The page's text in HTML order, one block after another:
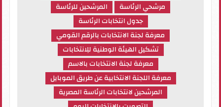
مرشحي الرئاسة
المرشحين للرئاسة
جدول انتخابات الرئاسة
معرفة لجنة الانتخابات بالرقم القومي
تشكيل الهيئة الوطنية للِانتخابات
معرفة لجنة الانتخابات بالاسم
معرفة اللجنة الانتخابية عن طريق الموبايل
المرشحين لانتخابات الرئاسة المصرية